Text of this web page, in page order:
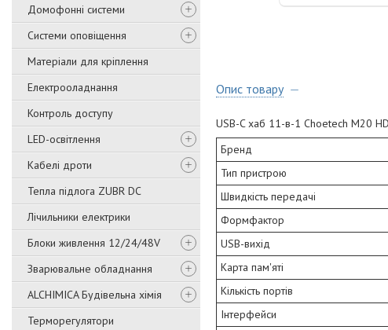
Домофонні системи
Системи оповіщення
Матеріали для кріплення
Електрооладнання
Контроль доступу
LED-освітлення
Кабелі дроти
Тепла підлога ZUBR DC
Лічильники електрики
Блоки живлення 12/24/48V
Зварювальне обладнання
ALCHIMICA Будівельна хімія
Терморегулятори
Опис товару
USB-C хаб 11-в-1 Choetech M20
Бренд
Тип пристрою
Швидкість передачі
Формфактор
USB-вихід
Карта пам'яті
Кількість портів
Інтерфейси